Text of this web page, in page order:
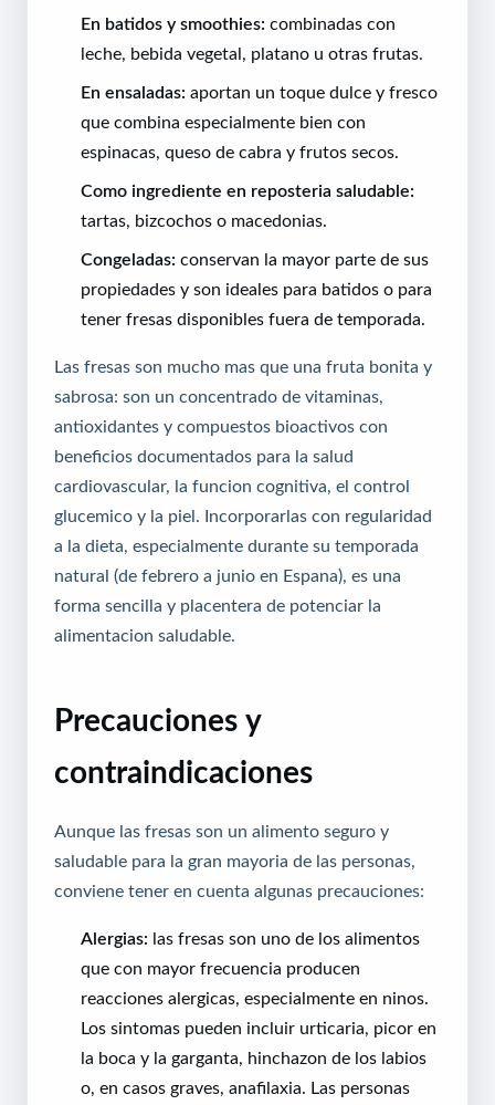
En batidos y smoothies: combinadas con
leche, bebida vegetal, platano u otras frutas.
En ensaladas: aportan un toque dulce y fresco
que combina especialmente bien con
espinacas, queso de cabra y frutos secos.
Como ingrediente en reposteria saludable:
tartas, bizcochos o macedonias.
Congeladas: conservan la mayor parte de sus
propiedades y son ideales para batidos o para
tener fresas disponibles fuera de temporada.
Las fresas son mucho mas que una fruta bonita y
sabrosa: son un concentrado de vitaminas,
antioxidantes y compuestos bioactivos con
beneficios documentados para la salud
cardiovascular, la funcion cognitiva, el control
glucemico y la piel. Incorporarlas con regularidad
a la dieta, especialmente durante su temporada
natural (de febrero a junio en Espana), es una
forma sencilla y placentera de potenciar la
alimentacion saludable.
Precauciones y
contraindicaciones
Aunque las fresas son un alimento seguro y
saludable para la gran mayoria de las personas,
conviene tener en cuenta algunas precauciones:
Alergias: las fresas son uno de los alimentos
que con mayor frecuencia producen
reacciones alergicas, especialmente en ninos.
Los sintomas pueden incluir urticaria, picor en
la boca y la garganta, hinchazon de los labios
o, en casos graves, anafilaxia. Las personas